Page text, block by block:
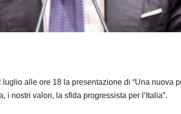
alle ore 18 la presentazione di “Una nuova
i nostri valori, la sfida progressista per l’Italia”.